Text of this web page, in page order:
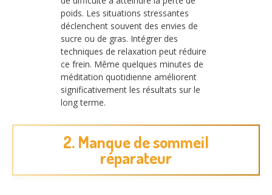
poids. Les situations stressantes
déclenchent souvent des envies de
sucre ou de gras. Intégrer des
techniques de relaxation peut réduire
ce frein. Même quelques minutes de
méditation quotidienne améliorent
significativement les résultats sur le
long terme.
2. Manque de sommeil
réparateur